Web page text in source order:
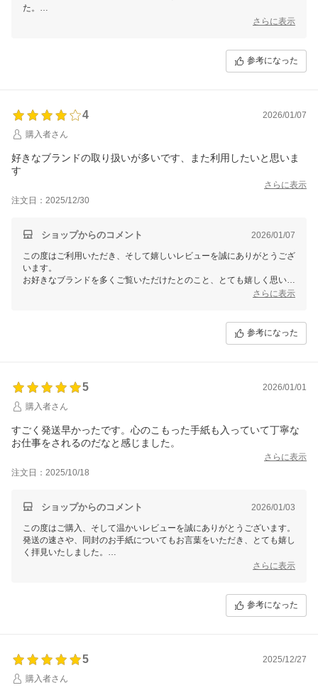
た。
さらに表示
参考になった
4
2026/01/07
購入者さん
好きなブランドの取り扱いが多いです、また利用したいと思いま
す
さらに表示
注文日：2025/12/30
ショップからのコメント 2026/01/07
この度はご利用いただき、そして嬉しいレビューを誠にありがとうござ
います。
お好きなブランドを多くご覧いただけたとのこと、とても嬉しく思いま
さらに表示
参考になった
5
2026/01/01
購入者さん
すごく発送早かったです。心のこもった手紙も入っていて丁寧な
お仕事をされるのだなと感じました。
さらに表示
注文日：2025/10/18
ショップからのコメント 2026/01/03
この度はご購入、そして温かいレビューを誠にありがとうございます。
発送の速さや、同封のお手紙についてもお言葉をいただき、とても嬉し
く拝見いたしました。
丁寧な仕事と感じていただけたこと、何よりの励みです。
さらに表示
参考になった
5
2025/12/27
購入者さん